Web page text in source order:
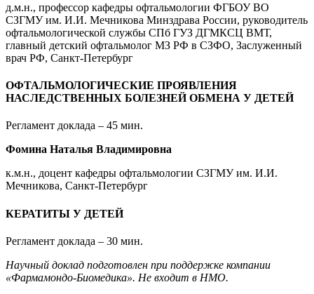
д.м.н., профессор кафедры офтальмологии ФГБОУ ВО
СЗГМУ им. И.И. Мечникова Минздрава России, руководитель
офтальмологической службы СПб ГУЗ ДГМКСЦ ВМТ,
главный детский офтальмолог МЗ РФ в СЗФО, Заслуженный
врач РФ, Санкт-Петербург
ОФТАЛЬМОЛОГИЧЕСКИЕ ПРОЯВЛЕНИЯ
НАСЛЕДСТВЕННЫХ БОЛЕЗНЕЙ ОБМЕНА У ДЕТЕЙ
Регламент доклада – 45 мин.
Фомина Наталья Владимировна
к.м.н., доцент кафедры офтальмологии СЗГМУ им. И.И.
Мечникова, Санкт-Петербург
КЕРАТИТЫ У ДЕТЕЙ
Регламент доклада – 30 мин.
Научный доклад подготовлен при поддержке компании
«Фармамондо-Биомедика». Не входит в НМО.